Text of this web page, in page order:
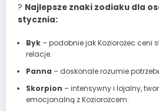
? Najlepsze znaki zodiaku dla
stycznia:
Byk– podobnie jak Koziorożec ceni
relacje.
Panna – doskonale rozumie
Skorpion – intensywny i lojalny,
emocjonalną z Koziorożcem.